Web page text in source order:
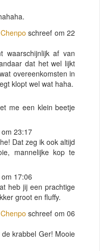
schreef om 22
waarschijnlijk af van
dat het wel lijkt
overeenkomsten in
klopt wel wat haha.
me een klein beetje
23:17
Dat zeg ik ook altijd
mannelijke kop te
17:06
heb jij een prachtige
groot en fluffy.
schreef om 06
krabbel Ger! Mooie